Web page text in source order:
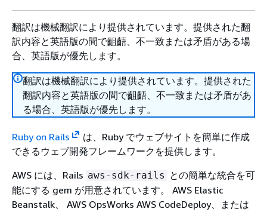
翻訳は機械翻訳により提供されています。提供された翻
訳内容と英語版の間で齟齬、不一致または矛盾がある場
合、英語版が優先します。
翻訳は機械翻訳により提供されています。提供された
翻訳内容と英語版の間で齟齬、不一致または矛盾があ
る場合、英語版が優先します。
Ruby on Rails
は、Ruby でウェブサイトを簡単に作成
できるウェブ開発フレームワークを提供します。
AWS には、Rails aws-sdk-rails との簡単な統合を可
能にする gem が用意されています。 AWS Elastic
Beanstalk、 AWS OpsWorks AWS CodeDeploy、または